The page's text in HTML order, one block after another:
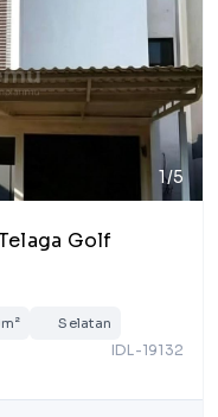
1/5
Golf
Selatan
IDL-19132